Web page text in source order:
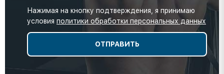
Нажимая на кнопку подтверждения, я принимаю
условия политики обработки персональных данных